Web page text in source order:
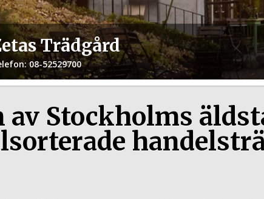
Trädgård
: 08-52529700
av Stockholms